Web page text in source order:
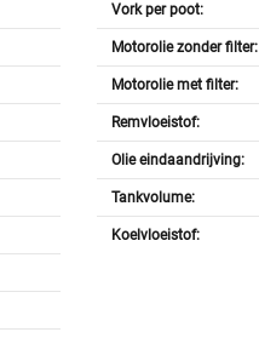
Vork per poot:
Motorolie zonder filter:
Motorolie met filter:
Remvloeistof:
Olie eindaandrijving:
Tankvolume:
Koelvloeistof: